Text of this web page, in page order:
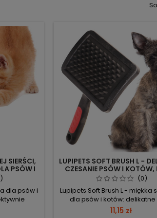
SIERŚCI,
PSÓW I
dla psów i
LUPIPETS SOFT BRUSH L -
CZESANIE PSÓW I KOTÓW,
KOŁTUNÓW(0)
Lupipets Soft Brush L - miękka
dla psów i kotów: delikatne
masują skórę i zbierają
11,15 zł